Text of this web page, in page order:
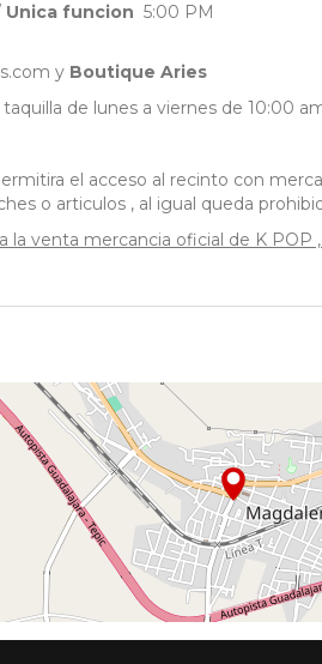
Unica funcion 5:00 PM
y Boutique Aries
taquilla de lunes a viernes de 10:00
el acceso al recinto con
o articulos , al igual queda
la venta mercancia oficial de K POP